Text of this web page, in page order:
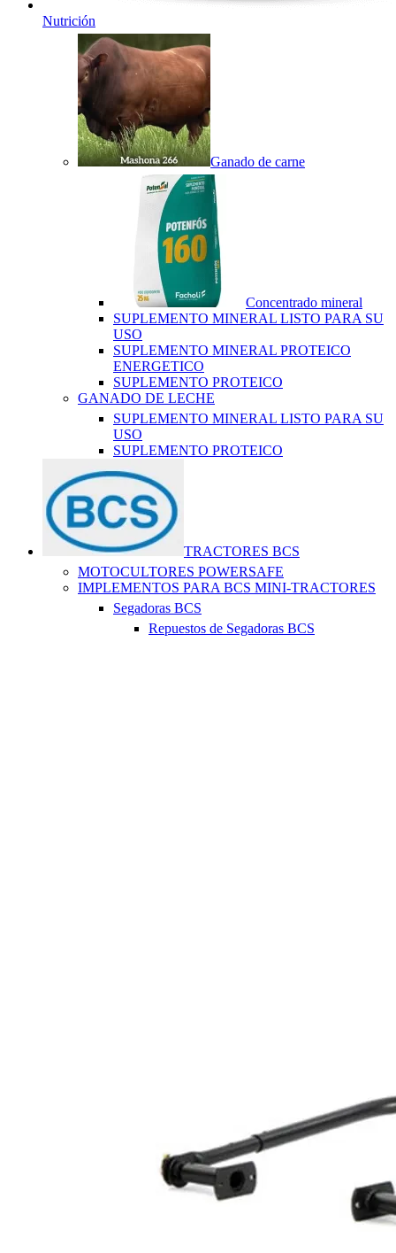
Nutrición
Ganado de carne
Concentrado mineral
SUPLEMENTO MINERAL LISTO PARA SU
USO
SUPLEMENTO MINERAL PROTEICO
ENERGETICO
SUPLEMENTO PROTEICO
GANADO DE LECHE
SUPLEMENTO MINERAL LISTO PARA SU
USO
SUPLEMENTO PROTEICO
TRACTORES BCS
MOTOCULTORES POWERSAFE
IMPLEMENTOS PARA BCS MINI-TRACTORES
Segadoras BCS
Repuestos de Segadoras BCS